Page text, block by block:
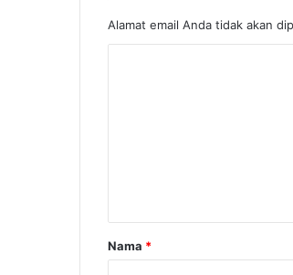
Alamat email Anda tidak akan
a
r
Nama *